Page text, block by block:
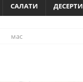
САЛАТИ ДЕСЕРТИ
мас